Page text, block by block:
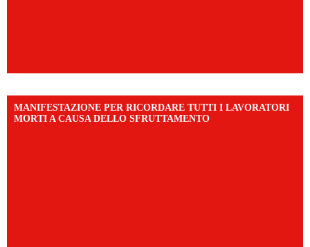
MANIFESTAZIONE PER RICORDARE TUTTI I LAVORATORI
MORTI A CAUSA DELLO SFRUTTAMENTO